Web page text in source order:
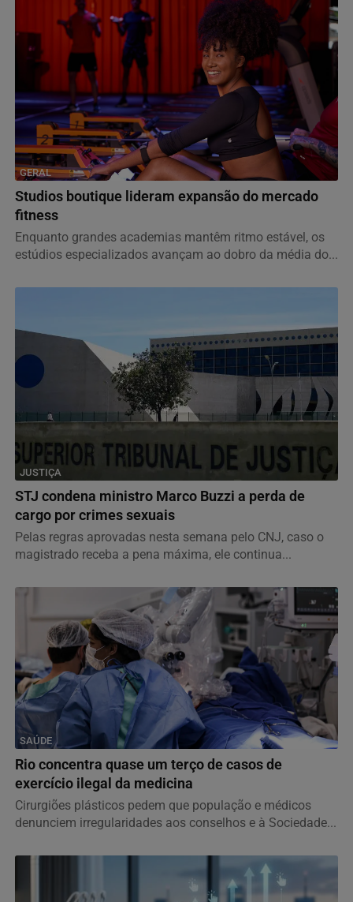
GERAL
Studios boutique lideram expansão do mercado
fitness
Enquanto grandes academias mantêm ritmo estável, os
estúdios especializados avançam ao dobro da média do...
JUSTIÇA
STJ condena ministro Marco Buzzi a perda de
cargo por crimes sexuais
Pelas regras aprovadas nesta semana pelo CNJ, caso o
magistrado receba a pena máxima, ele continua...
SAÚDE
Rio concentra quase um terço de casos de
exercício ilegal da medicina
Cirurgiões plásticos pedem que população e médicos
denunciem irregularidades aos conselhos e à Sociedade...